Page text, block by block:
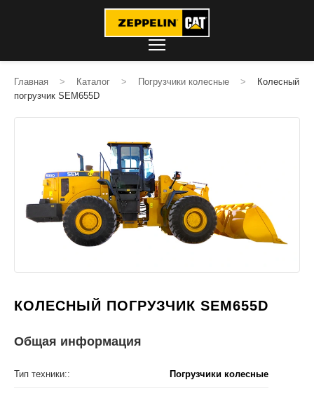
Главная > Каталог > Погрузчики колесные >
Колесный
погрузчик SEM655D
КОЛЕСНЫЙ ПОГРУЗЧИК SEM655D
Общая информация
Тип техники:: Погрузчики колесные